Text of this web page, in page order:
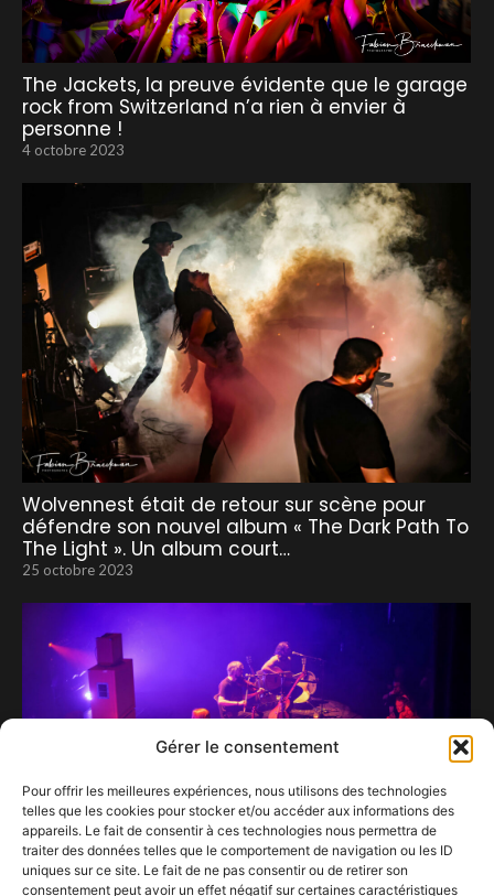
Gérer le consentement
Pour offrir les meilleures expériences, nous utilisons des technologies
telles que les cookies pour stocker et/ou accéder aux informations des
appareils. Le fait de consentir à ces technologies nous permettra de
traiter des données telles que le comportement de navigation ou les ID
uniques sur ce site. Le fait de ne pas consentir ou de retirer son
consentement peut avoir un effet négatif sur certaines caractéristiques
The Jackets, la preuve évidente que le garage
rock from Switzerland n’a rien à envier à
personne !
4 octobre 2023
Wolvennest était de retour sur scène pour
défendre son nouvel album « The Dark Path To
The Light ». Un album court…
25 octobre 2023